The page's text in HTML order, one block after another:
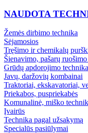
NAUDOTA
Žemės dirbimo technika
Sėjamosios
Tręšimo ir chemikalų
Šienavimo, pašarų
Grūdų apdorojimo technika
Javų, daržovių kombainai
Traktoriai, ekskavatoriai,
Priekabos, puspriekabės
Komunalinė, miško
Įvairūs
Technika pagal užsakymą
Specialūs pasiūlymai